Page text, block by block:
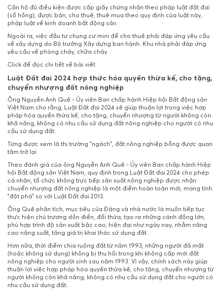
Căn hộ đủ điều kiện được cấp giấy chứng nhận theo pháp luật đất đai
(sổ hồng), được bán, cho thuê, thuê mua theo quy định của luật này,
pháp luật về kinh doanh bất động sản.
Ngoài ra, việc đầu tư chung cư mini để cho thuê phải đáp ứng yêu cầu
về xây dựng do Bộ trưởng Xây dựng ban hành. Khu nhà phải đáp ứng
yêu cầu về phòng cháy, chữa cháy.
Click để đọc chi tiết về bài viết
Luật Đất đai 2024 hợp thức hóa quyền thừa kế, cho tặng,
chuyển nhượng đất nông nghiệp
Ông Nguyễn Anh Quê - Ủy viên Ban chấp hành Hiệp hội Bất động sản
Việt Nam cho rằng, Luật Đất đai 2024 sẽ giúp thuận lợi trong việc hợp
pháp hóa quyền thừa kế, cho tặng, chuyển nhượng từ người không còn
khả năng, không có nhu cầu sử dụng đất nông nghiệp cho người có nhu
cầu sử dụng đất.
Từng được xem là thị trường "ngách", đất nông nghiệp bỗng được quan
tâm trở lại
Theo đánh giá của ông Nguyễn Anh Quê - Ủy viên Ban chấp hành Hiệp
hội Bất động sản Việt Nam, quy định trong Luật Đất đai 2024 cho phép
cá nhân, tổ chức không trực tiếp sản xuất nông nghiệp được nhận
chuyển nhượng đất nông nghiệp là một điểm hoàn toàn mới, mang tính
"đột phá" so với Luật Đất đai 2013.
Ông Quê phân tích, mục tiêu của Đảng và nhà nước là muốn tiếp tục
thực hiện chủ trương dồn điền, đổi thửa, tạo ra những cánh đồng lớn,
phù hợp trình độ sản xuất bậc cao, hiện đại như ngày nay, nhằm nâng
cao năng suất, tăng giá trị khai thác sử dụng đất.
Hơn nữa, thời điểm chia ruộng đất từ năm 1993, những người đã mất
(hoặc không sử dụng) không bị thu hồi trong khi không cấp mới đất
nông nghiệp cho người sinh sau năm 1993. Vì vậy, chính sách này giúp
thuận lợi việc hợp pháp hóa quyền thừa kế, cho tặng, chuyển nhượng từ
người không còn khả năng, không có nhu cầu sử dụng đất cho người có
nhu cầu sử dụng đất.